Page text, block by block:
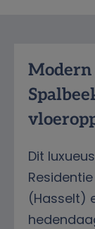
Modern
Dit
(Hasselt)